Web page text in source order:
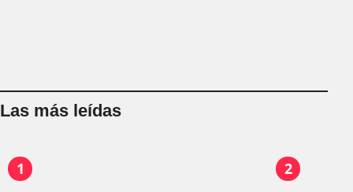
Las más leídas
1 2